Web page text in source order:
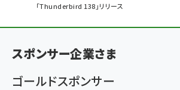
ン
く
ず
「Thunderbird 138」リリース
スポンサー企業さま
ゴールドスポンサー